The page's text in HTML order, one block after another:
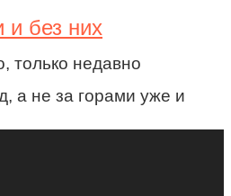
и без них
только недавно
а не за горами уже и